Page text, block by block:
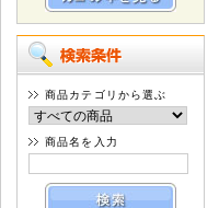
商品カテゴリから選ぶ
商品名を入力